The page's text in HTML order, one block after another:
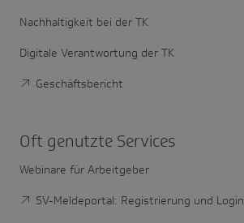
Nachhaltigkeit bei der TK
Digitale Verantwortung der TK
Geschäftsbericht
Oft genutzte Services
Webinare für Arbeitgeber
SV-Meldeportal: Registrierung und Login